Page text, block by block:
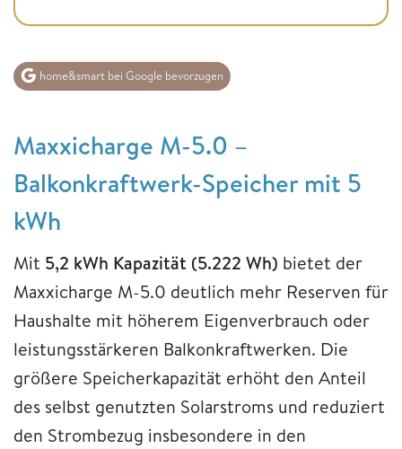
home&smart bei Google bevorzugen
Maxxicharge M-5.0 –
Balkonkraftwerk-Speicher mit 5
kWh
Mit 5,2 kWh Kapazität (5.222 Wh) bietet der
Maxxicharge M-5.0 deutlich mehr Reserven für
Haushalte mit höherem Eigenverbrauch oder
leistungsstärkeren Balkonkraftwerken. Die
größere Speicherkapazität erhöht den Anteil
des selbst genutzten Solarstroms und reduziert
den Strombezug insbesondere in den